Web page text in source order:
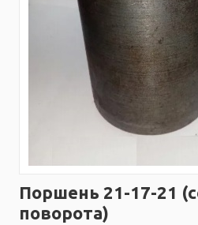
Поршень 21-17-21
поворота)